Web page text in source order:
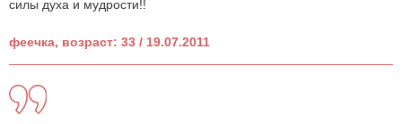
силы духа и мудрости!!
феечка, возраст: 33 / 19.07.2011